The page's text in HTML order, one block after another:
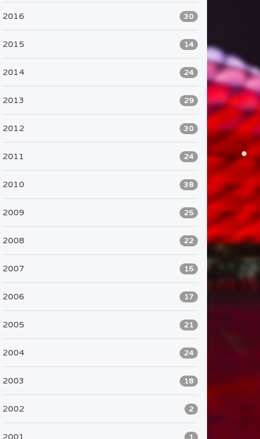
2016 30
2015 14
2014 24
2013 29
2012 30
2011 24
2010 38
2009 25
2008 22
2007 15
2006 17
2005 21
2004 24
2003 18
2002 2
2001 1